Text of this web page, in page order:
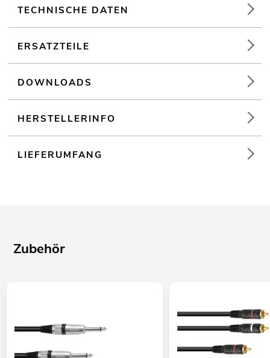
TECHNISCHE DATEN
ERSATZTEILE
DOWNLOADS
HERSTELLERINFO
LIEFERUMFANG
Zubehör